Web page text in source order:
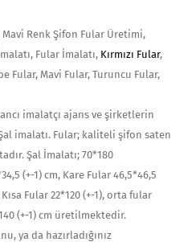
Mavi Renk Şifon Fular Üretimi,
Fular İmalatı, Kırmızı Fular,
Fular, Mavi Fular, Turuncu Fular,
imalatçı ajans ve şirketlerin
imalatı. Fular; kaliteli şifon saten
Şal İmalatı; 70*180
(+-1) cm, Kare Fular 46,5*46,5
Fular 22*120 (+-1), orta fular
(+-1) cm üretilmektedir.
ya da hazırladığınız